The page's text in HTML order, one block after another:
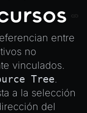
entre
no
vinculados.
Tree.
a la selección
del